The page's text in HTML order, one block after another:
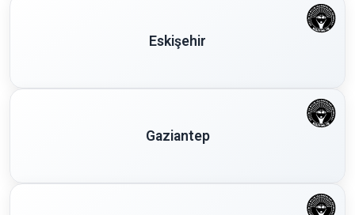
Eskişehir
Gaziantep